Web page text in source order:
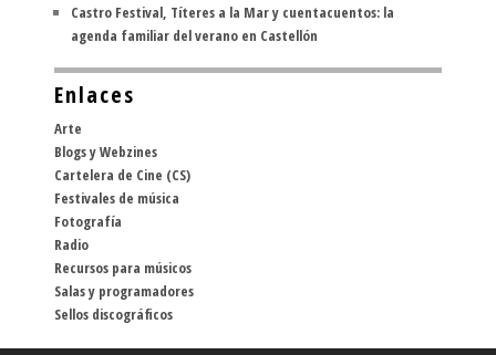
Castro Festival, Títeres a la Mar y cuentacuentos: la
agenda familiar del verano en Castellón
Enlaces
Arte
Blogs y Webzines
Cartelera de Cine (CS)
Festivales de música
Fotografía
Radio
Recursos para músicos
Salas y programadores
Sellos discográficos